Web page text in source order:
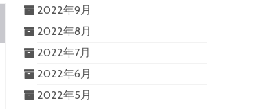
2022年9月
2022年8月
2022年7月
2022年6月
2022年5月